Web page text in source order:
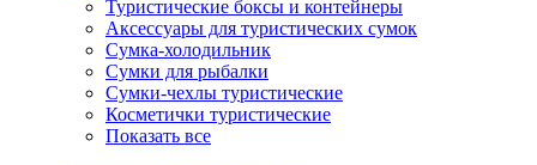
Туристические боксы и контейнеры
Аксессуары для туристических сумок
Сумка-холодильник
Сумки для рыбалки
Сумки-чехлы туристические
Косметички туристические
Показать все